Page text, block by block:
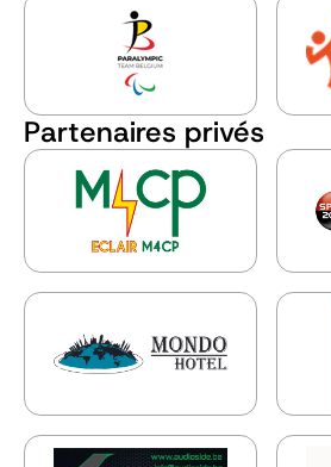
Partenaires privés